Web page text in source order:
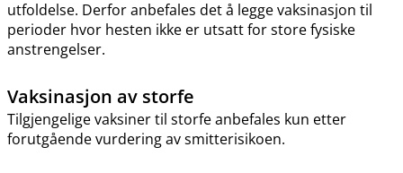
utfoldelse. Derfor anbefales det å legge vaksinasjon til
perioder hvor hesten ikke er utsatt for store fysiske
anstrengelser.
Vaksinasjon av storfe
Tilgjengelige vaksiner til storfe anbefales kun etter
forutgående vurdering av smitterisikoen.